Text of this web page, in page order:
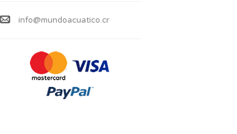
info@mundoacuatico.cr